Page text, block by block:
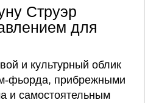
Струэр
для
и культурный облик
фьорда, прибрежными
и самостоятельным